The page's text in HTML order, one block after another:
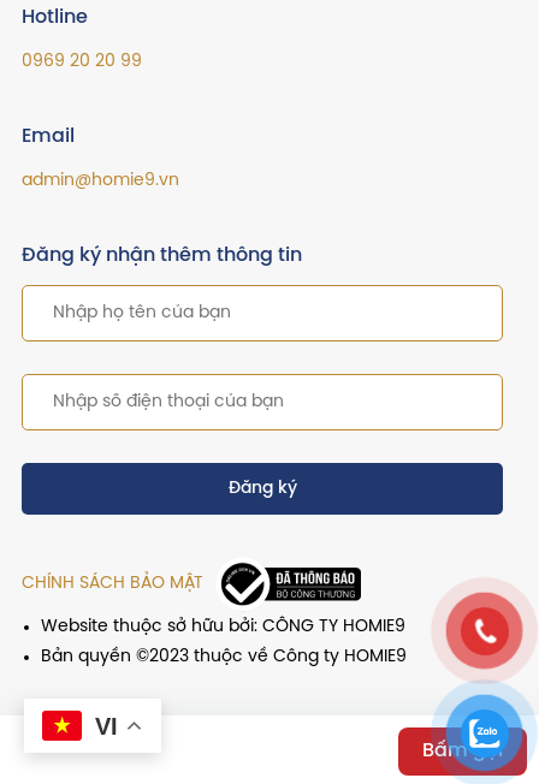
Bấm gọi
Hotline
0969 20 20 99
Email
admin@homie9.vn
Đăng ký nhận thêm thông tin
Đăng ký
Website thuộc sở hữu bởi: CÔNG TY HOMIE9
Bản quyền ©2023 thuộc về Công ty HOMIE9
CHÍNH SÁCH BẢO MẬT
VI